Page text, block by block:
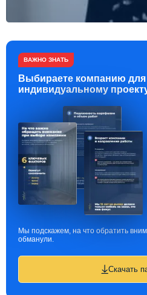
ВАЖНО ЗНАТЬ
Выбираете компанию для
индивидуальному
Мы подскажем, на что обратить
обманули.
Скачать